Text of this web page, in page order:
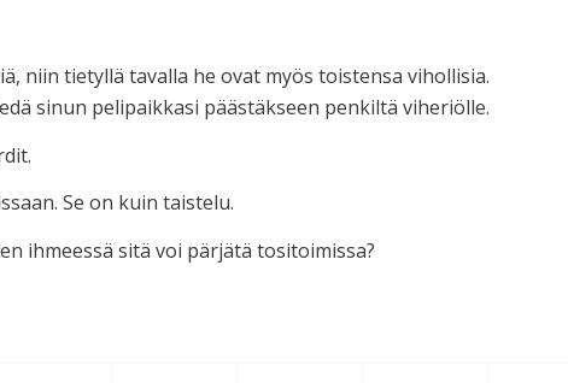
niin tietyllä tavalla he ovat myös toistensa vihollisia.
sinun pelipaikkasi päästäkseen penkiltä viheriölle.
Se on kuin taistelu.
ihmeessä sitä voi pärjätä tositoimissa?